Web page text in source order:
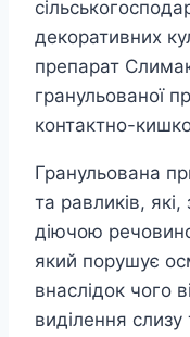
декоративних
препарат
гранульованої
контактно-
Гранульована
та равликів, які,
діючою
який порушує
внаслідок чого
виділення